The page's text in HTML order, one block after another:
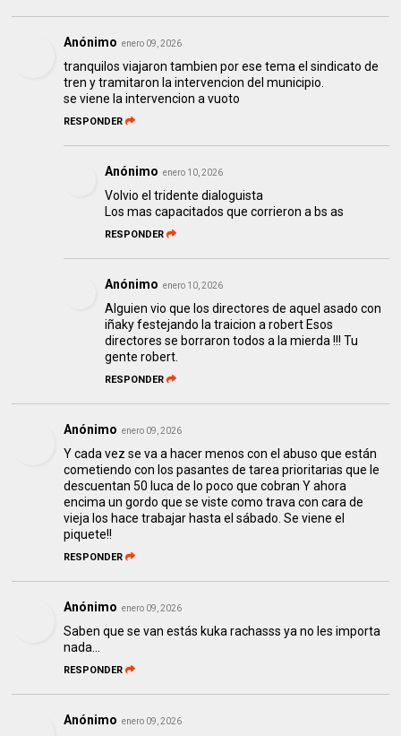
Anónimo enero 09, 2026
tranquilos viajaron tambien por ese tema el sindicato de
tren y tramitaron la intervencion del municipio.
se viene la intervencion a vuoto
RESPONDER
Anónimo enero 10, 2026
Volvio el tridente dialoguista
Los mas capacitados que corrieron a bs as
RESPONDER
Anónimo enero 10, 2026
Alguien vio que los directores de aquel asado con
iñaky festejando la traicion a robert Esos
directores se borraron todos a la mierda !!! Tu
gente robert.
RESPONDER
Anónimo enero 09, 2026
Y cada vez se va a hacer menos con el abuso que están
cometiendo con los pasantes de tarea prioritarias que le
descuentan 50 luca de lo poco que cobran Y ahora
encima un gordo que se viste como trava con cara de
vieja los hace trabajar hasta el sábado. Se viene el
piquete!!
RESPONDER
Anónimo enero 09, 2026
Saben que se van estás kuka rachasss ya no les importa
nada...
RESPONDER
Anónimo enero 09, 2026